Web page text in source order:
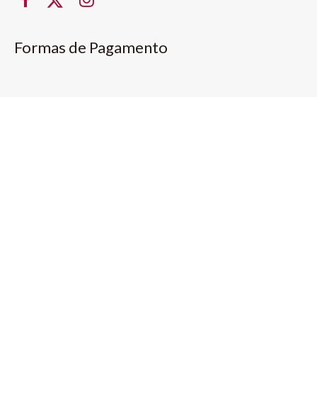
Formas de Pagamento